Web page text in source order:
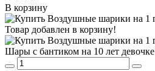
В корзину
Товар добавлен в корзину!
Шары с бантиком на 10 лет девочке